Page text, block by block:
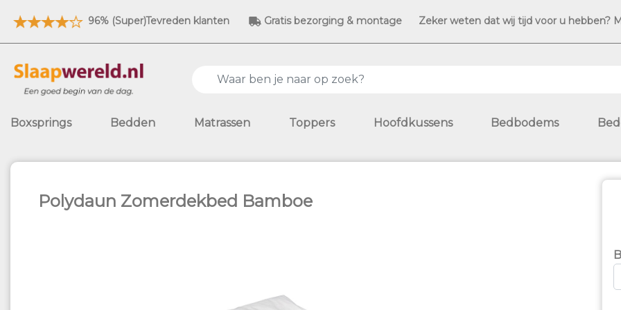
96% (Super)Tevreden klanten Gratis bezorging & montage Zeker weten dat wij tijd voor u hebben?
Boxsprings Bedden Matrassen Toppers Hoofdkussens Bedbodems
Polydaun Zomerdekbed Bamboe